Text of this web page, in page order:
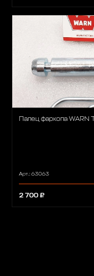
Палец фаркопа WARN
Арт.: 63063
2 700 ₽